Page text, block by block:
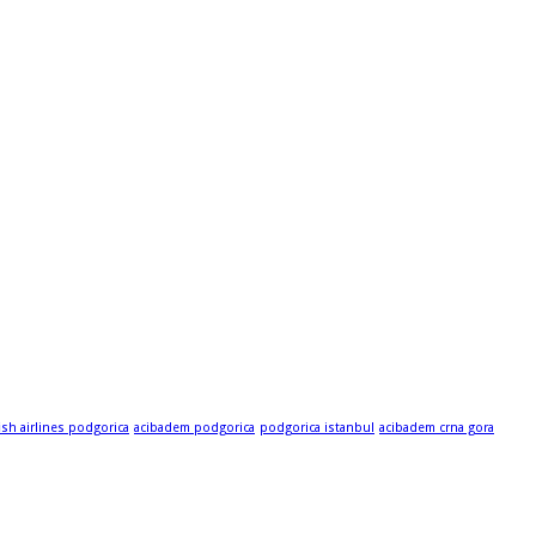
airlines podgorica acibadem podgorica podgorica istanbul
acibadem crna gora